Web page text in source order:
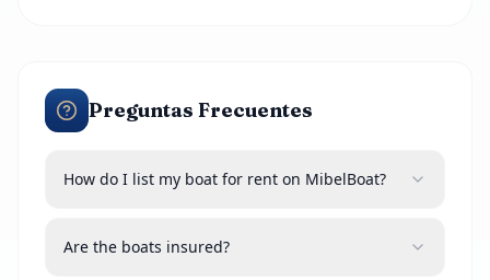
Preguntas Frecuentes
How do I list my boat for rent on MibelBoat?
Are the boats insured?